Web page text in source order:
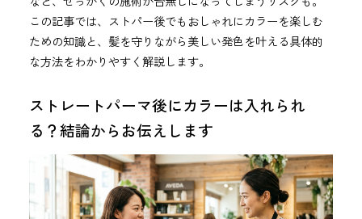
この記事では、ストパー後でもおしゃれにカラーを楽しむ
ための知識と、髪を守りながら美しい発色を叶える具体的
な方法をわかりやすく解説します。
ストレートパーマ後にカラーは入れられ
る？結論からお伝えします